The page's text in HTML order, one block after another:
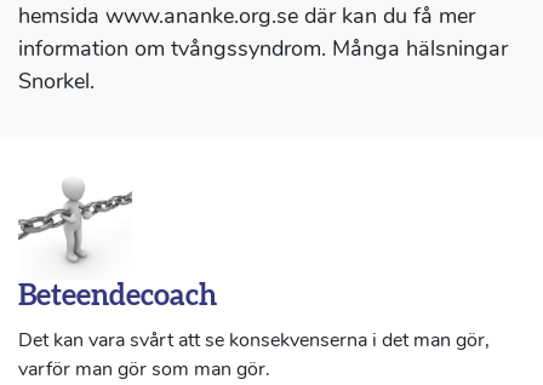
hemsida www.ananke.org.se där kan du få mer
information om tvångssyndrom. Många hälsningar
Snorkel.
Beteendecoach
Det kan vara svårt att se konsekvenserna i det man gör,
varför man gör som man gör.